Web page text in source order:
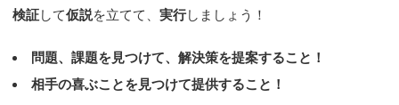
検証して仮説を立てて、実行しましょう！
問題、課題を見つけて、解決策を提案すること！
相手の喜ぶことを見つけて提供すること！